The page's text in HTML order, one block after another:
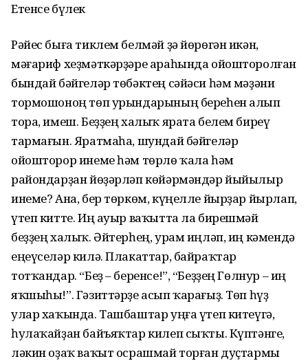
Етенсе бүлек
Рәйес быға тиклем белмәй ҙә йөрөгән икән,
мәғариф хеҙмәткәрҙәре араһында ойошторолған
бындай бәйгеләр төбәктең сәйәси һәм мәҙәни
тормошоноң төп урындарының береһен алып
тора, имеш. Беҙҙең халыҡ ярата белем биреү
тармағын. Яратмаһа, шундай бәйгеләр
ойошторор инеме һәм төрлө ҡала һәм
райондарҙан йөҙәрләп көйәрмәндәр йыйылыр
инеме? Ана, бер төркөм, күңелле йырҙар йырлап,
үтеп китте. Иң ауыр ваҡытта ла бирешмәй
беҙҙең халыҡ. Әйтерһең, урам иңләп, иң кәмендә
еңеүселәр килә. Плакаттар, байраҡтар
тотҡандар. “Беҙ – беренсе!”, “Беҙҙең Гөлнур – иң
яҡшыһы!”. Гәзиттәрҙе асып ҡарағыҙ. Төп һүҙ
улар хаҡында. Ташбаштар уңға үтеп китеүгә,
һулаҡайҙан байъяҡтар килеп сыҡты. Күптәнге,
ләкин оҙаҡ ваҡыт осрашмай торған дуҫтармы